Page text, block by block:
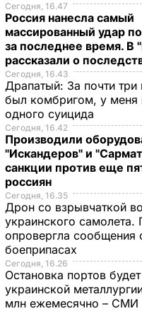
Сегодня, 16.47
Россия нанесла самый
массированный удар
за последнее время. В
рассказали о
Сегодня, 16.43
Драпатый: За почти три
был комбригом, у меня
одного суицида
Сегодня, 16.42
Производили
"Искандеров" и
санкции против еще
россиян
Сегодня, 16.35
Дрон со взрывчаткой
украинского самолета.
опровергла сообщения
боеприпасах
Сегодня, 16.26
Остановка портов
украинской
млн ежемесячно – СМИ